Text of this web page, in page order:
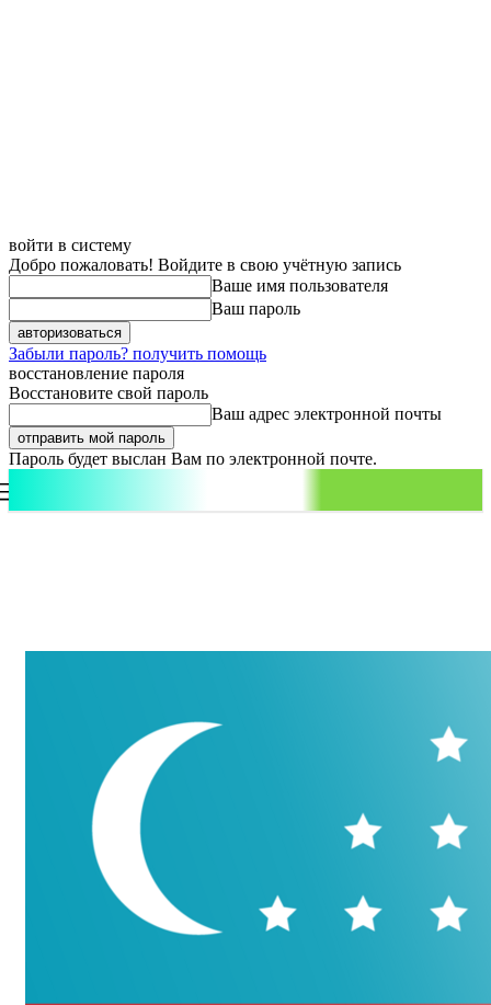
войти в систему
Добро пожаловать! Войдите в свою учётную запись
Ваше имя пользователя
Ваш пароль
Забыли пароль? получить помощь
восстановление пароля
Восстановите свой пароль
Ваш адрес электронной почты
Пароль будет выслан Вам по электронной почте.